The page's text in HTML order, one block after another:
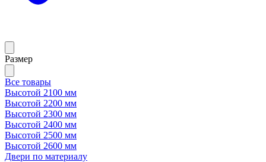
Размер
Все товары
Высотой 2100 мм
Высотой 2200 мм
Высотой 2300 мм
Высотой 2400 мм
Высотой 2500 мм
Высотой 2600 мм
Двери по материалу